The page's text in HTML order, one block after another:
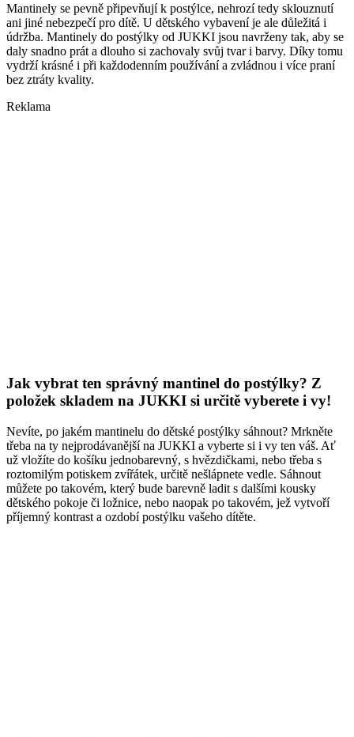
Mantinely se pevně připevňují k postýlce, nehrozí tedy sklouznutí
ani jiné nebezpečí pro dítě. U dětského vybavení je ale důležitá i
údržba. Mantinely do postýlky od JUKKI jsou navrženy tak, aby se
daly snadno prát a dlouho si zachovaly svůj tvar i barvy. Díky tomu
vydrží krásné i při každodenním používání a zvládnou i více praní
bez ztráty kvality.
Reklama
Jak vybrat ten správný mantinel do postýlky? Z
položek skladem na JUKKI si určitě vyberete i vy!
Nevíte, po jakém mantinelu do dětské postýlky sáhnout? Mrkněte
třeba na ty nejprodávanější na JUKKI a vyberte si i vy ten váš. Ať
už vložíte do košíku jednobarevný, s hvězdičkami, nebo třeba s
roztomilým potiskem zvířátek, určitě nešlápnete vedle. Sáhnout
můžete po takovém, který bude barevně ladit s dalšími kousky
dětského pokoje či ložnice, nebo naopak po takovém, jež vytvoří
příjemný kontrast a ozdobí postýlku vašeho dítěte.